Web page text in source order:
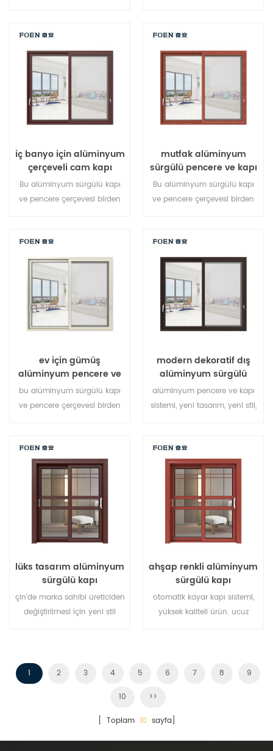
performansı mükemmel. farklı
mimari ihtiyaçları karşılamak
hırsızlık performansı
mükemmeldir. farklı mimari
çeşitli kapı tipleri.
iç banyo için alüminyum
çerçeveli cam kapı
Bu alüminyum sürgülü kapı
ve pencere çerçevesi birden
hırsızlık önleme performansı
mükemmel. farklı mimari
çeşitli kapı tipleri
mutfak alüminyum
sürgülü pencere ve kapı
Bu alüminyum sürgülü kapı
ve pencere çerçevesi birden
hırsızlık önleme performansı
mükemmel. farklı mimari
çeşitli kapılar
ev için gümüş
alüminyum pencere ve
kapı
bu alüminyum sürgülü kapı
ve pencere çerçevesi birden
hırsızlık önleme performansı
mükemmel. farklı mimari
ihtiyaçları karşılamak için
çeşitli kapı tipleri.
modern dekoratif dış
alüminyum sürgülü
kapılar
alüminyum pencere ve kapı
sistemi, yeni tasarım, yeni stil,
lüks tasarım alüminyum
sürgülü kapı
çin'de marka sahibi üreticiden
değiştirilmesi için yeni stil
ahşap renkli alüminyum
sürgülü kapı
otomatik kayar kapı sistemi,
yüksek kaliteli ürün. ucuz
1 2 3 4 5 6 7 8 9
10 >>
[ Toplam 10 sayfa]